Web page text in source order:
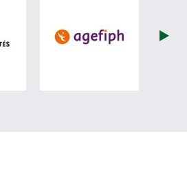
visiter les site de Ministère du travail
visiter les